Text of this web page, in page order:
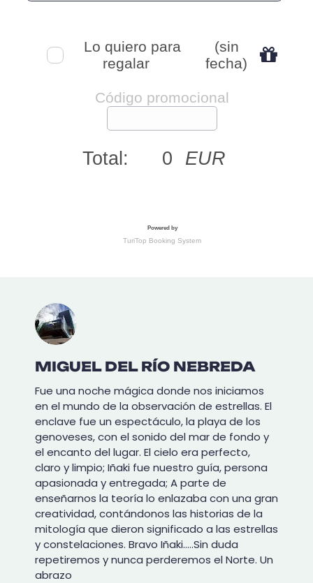
MIGUEL DEL RÍO NEBREDA
Fue una noche mágica donde nos iniciamos
en el mundo de la observación de estrellas. El
enclave fue un espectáculo, la playa de los
genoveses, con el sonido del mar de fondo y
el encanto del lugar. El cielo era perfecto,
claro y limpio; Iñaki fue nuestro guía, persona
apasionada y entregada; A parte de
enseñarnos la teoría lo enlazaba con una gran
creatividad, contándonos las historias de la
mitología que dieron significado a las estrellas
y constelaciones. Bravo Iñaki…..Sin duda
repetiremos y nunca perderemos el Norte. Un
abrazo